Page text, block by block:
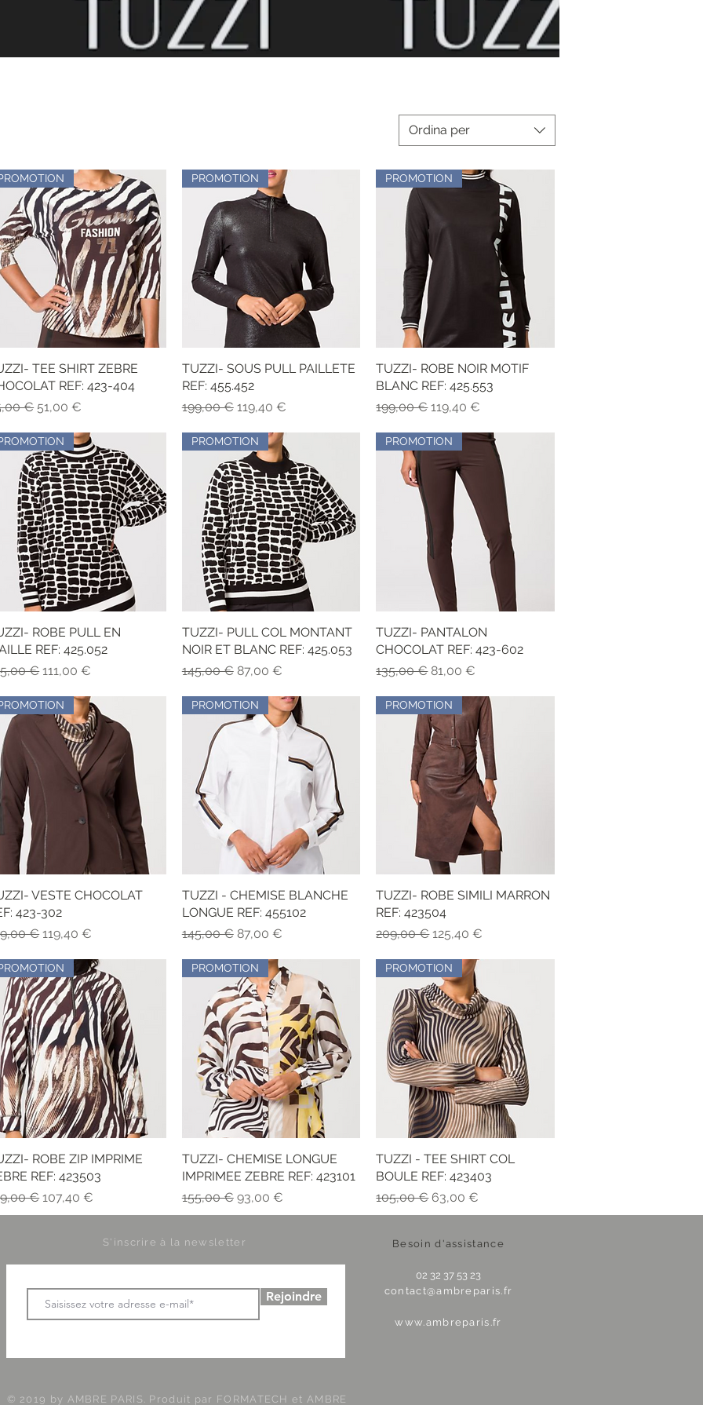
Ordina per
Vista rapida
TEE SHIRT ZEBRE
REF: 423-404
regolare
€ Prezzo scontato
51,00 €
Vista rapida
PROMOTION
TUZZI- SOUS PULL PAILLETE
REF: 455.452
Prezzo regolare
199,00 € Prezzo scontato
119,40 €
Vista rapida
PROMOTION
TUZZI- ROBE NOIR MOTIF
BLANC REF: 425.553
Prezzo regolare
199,00 €Prezzo scontato
119,40 €
Vista rapida
ROBE PULL EN
REF: 425.052
regolare
€ Prezzo scontato
111,00 €
Vista rapida
PROMOTION
TUZZI- PULL COL MONTANT
NOIR ET BLANC REF: 425.053
Prezzo regolare
145,00 € Prezzo scontato
87,00 €
Vista rapida
PROMOTION
TUZZI- PANTALON
CHOCOLAT REF: 423-602
Prezzo regolare
135,00 €Prezzo scontato
81,00 €
Vista rapida
VESTE CHOCOLAT
423-302
regolare
€ Prezzo scontato
119,40 €
Vista rapida
PROMOTION
TUZZI - CHEMISE BLANCHE
LONGUE REF: 455102
Prezzo regolare
145,00 € Prezzo scontato
87,00 €
Vista rapida
PROMOTION
TUZZI- ROBE SIMILI MARRON
REF: 423504
Prezzo regolare
209,00 €Prezzo scontato
125,40 €
Vista rapida
ROBE ZIP IMPRIME
REF: 423503
regolare
€ Prezzo scontato
107,40 €
Vista rapida
PROMOTION
TUZZI- CHEMISE LONGUE
IMPRIMEE ZEBRE REF: 423101
Prezzo regolare
155,00 € Prezzo scontato
93,00 €
Vista rapida
PROMOTION
TUZZI - TEE SHIRT COL
BOULE REF: 423403
Prezzo regolare
105,00 € Prezzo scontato
63,00 €
S'inscrire à la newsletter
Rejoindre
Besoin d'assistance
02 32 37 53 23
contact@ambreparis.fr
www.ambreparis.fr
© 2019 by AMBRE PARIS. Produit par FORMATECH et AMBRE